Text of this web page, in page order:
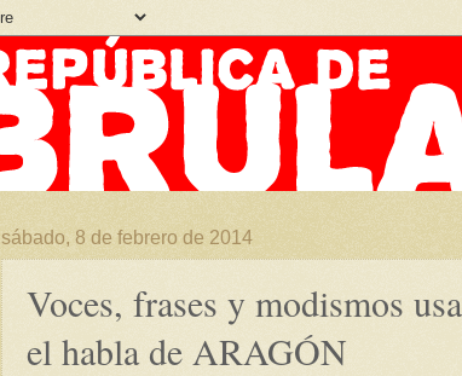
sábado, 8 de febrero de 2014
Voces, frases y modismos
el habla de ARAGÓN